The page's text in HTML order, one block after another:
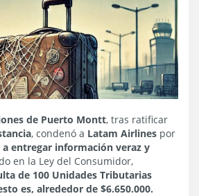
de Puerto Montt, tras ratificar
, condenó a Latam Airlines por
entregar información veraz y
en la Ley del Consumidor,
de 100 Unidades Tributarias
es, alrededor de $6.650.000.